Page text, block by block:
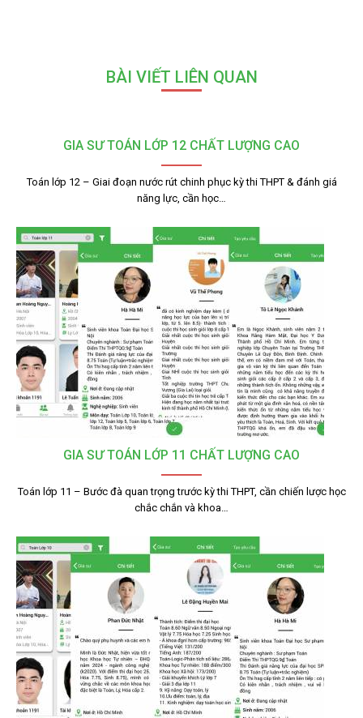
BÀI VIẾT LIÊN QUAN
GIA SƯ TOÁN LỚP 12 CHẤT LƯỢNG CAO
Toán lớp 12 – Giai đoạn nước rút chinh phục kỳ thi THPT & đánh giá
năng lực, cần học…
GIA SƯ TOÁN LỚP 11 CHẤT LƯỢNG CAO
Toán lớp 11 – Bước đà quan trọng trước kỳ thi THPT, cần chiến lược học
chắc chắn và khoa…